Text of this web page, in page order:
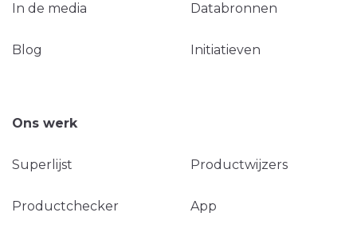
In de media Databronnen
Blog Initiatieven
Ons werk
Superlijst Productwijzers
Productchecker App